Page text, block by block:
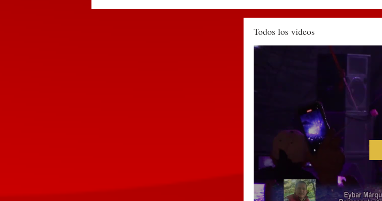
PUEBLA RECIBIRÁ EL
Huauchinango a sujeto por
agredir a una policía
municipal y alterar el orden
Todos los videos